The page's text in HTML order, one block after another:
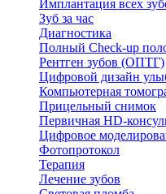
Имплантация всех
Зуб за час
Диагностика
Полный Check-up
Рентген зубов (ОПТГ)
Цифровой дизайн
Компьютерная
Прицельный снимок
Первичная HD-
Цифровое
Фотопротокол
Терапия
Лечение зубов